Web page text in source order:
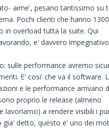
aime', pesano tantissimo su
Pochi clienti che hanno
in overload tutta la suite. Qui
e' davvero
sulle performance avremo
E' cosi' che va il software.
e le performance arrivano
proprio le release (almeno
lavoriamo) a rendere visibili i
gia' detto, questo e' uno dei